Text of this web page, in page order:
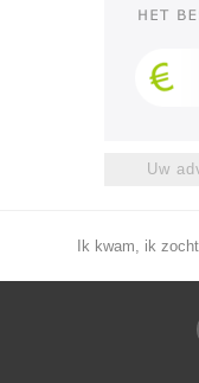
Uw
Ik kwam, ik